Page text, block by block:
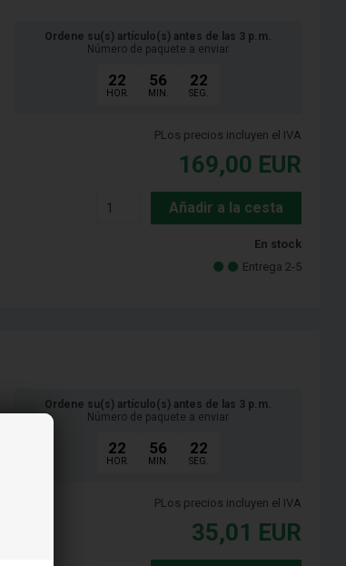
Ordene su(s) artículo(s) antes de las 3 p.m.
Número de paquete a enviar
22
HOR.
56
MIN.
21
SEG.
PLos precios incluyen el IVA
169,00 EUR
Añadir a la cesta
En stock
Entrega 2-5
Ordene su(s) artículo(s) antes de las 3 p.m.
Número de paquete a enviar
22
HOR.
56
MIN.
21
SEG.
PLos precios incluyen el IVA
35,01 EUR